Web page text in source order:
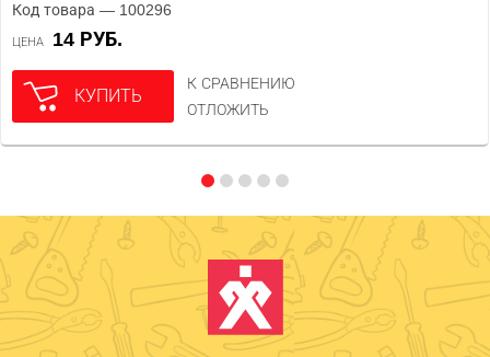
Код товара — 100296
ЦЕНА 14 РУБ.
КУПИТЬ
К СРАВНЕНИЮ
ОТЛОЖИТЬ